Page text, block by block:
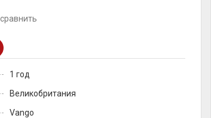
сравнить
1 год
Великобритания
Vango